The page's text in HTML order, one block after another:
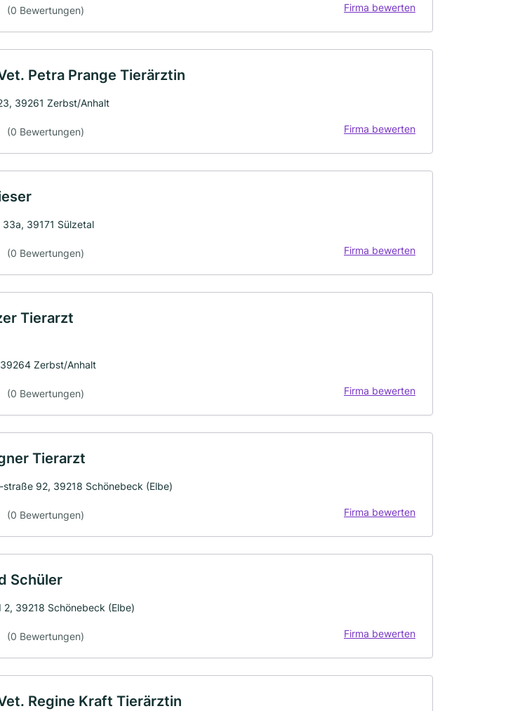
(0 Bewertungen) Firma bewerten
Petra Prange Tierärztin
39261 Zerbst/Anhalt
(0 Bewertungen) Firma bewerten
39171 Sülzetal
(0 Bewertungen) Firma bewerten
Tierarzt
Zerbst/Anhalt
(0 Bewertungen) Firma bewerten
Tierarzt
straße 92, 39218 Schönebeck (Elbe)
(0 Bewertungen) Firma bewerten
Schüler
2, 39218 Schönebeck (Elbe)
(0 Bewertungen) Firma bewerten
Regine Kraft Tierärztin